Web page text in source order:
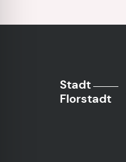
Stadt
Florstadt